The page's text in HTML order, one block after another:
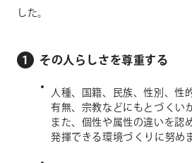
した。
1 その人らしさを尊重する
人種、国籍、民族、性別、性
有無、宗教などにもとづくい
また、個性や属性の違いを認
発揮できる環境づくりに努め